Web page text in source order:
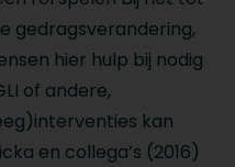
gedragsverandering,
hier hulp bij nodig
of andere,
kan
en collega’s (2016)